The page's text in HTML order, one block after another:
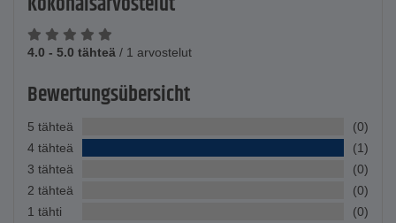
4.0 - 5.0 tähteä / 1 arvostelut
Bewertungsübersicht
5 tähteä
(0)
4 tähteä
(1)
3 tähteä
(0)
2 tähteä
(0)
1 tähti
(0)